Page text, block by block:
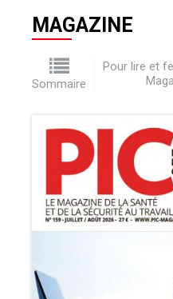
MAGAZINE
Sommaire
Pour lire et